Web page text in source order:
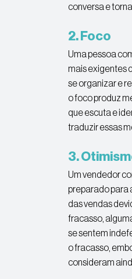
conversa e
2. Foco
Uma pessoa
mais exigentes
se organizar e
o foco produz
que escuta e
traduzir essas
3.
Um vendedor
preparado para
das vendas
fracasso,
se sentem
o fracasso,
consideram